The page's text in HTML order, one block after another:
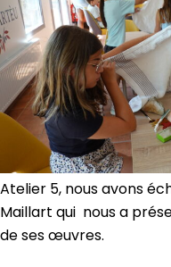
Atelier 5, nous avons
Maillart qui nous a
de ses œuvres.